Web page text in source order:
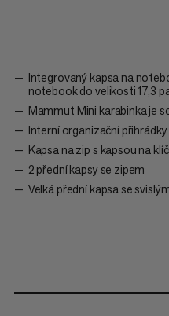
Integrovaný kapsa na
notebook do velikosti 17,3
Mammut Mini karabinka je
Interní organizační přihrádky
Kapsa na zip s kapsou na
2 přední kapsy se zipem
Velká přední kapsa se